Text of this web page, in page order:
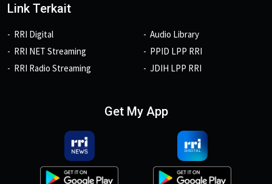
Link Terkait
RRI Digital
RRI NET Streaming
RRI Radio Streaming
Audio Library
PPID LPP RRI
JDIH LPP RRI
Get My App